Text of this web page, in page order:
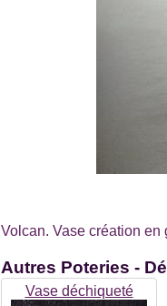
Volcan. Vase création en
Autres Poteries -
Vase déchiqueté